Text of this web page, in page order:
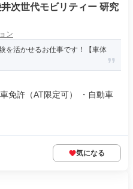
次世代モビリティー 研究
ン
を活かせるお仕事です！【車体
免許（AT限定可） ・自動車
気になる